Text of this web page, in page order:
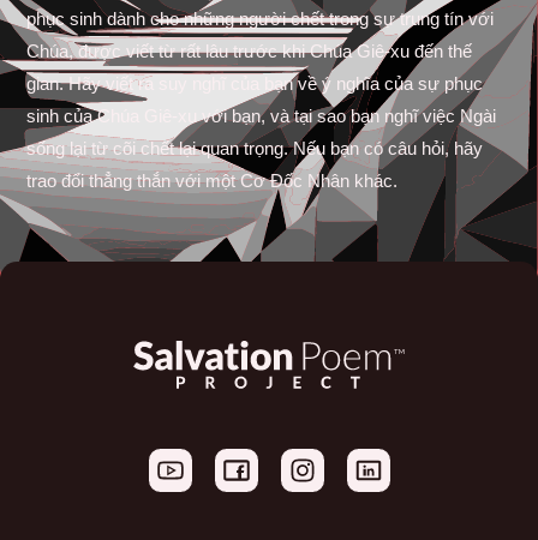
phục sinh dành cho những người chết trong sự trung tín với
Chúa, được viết từ rất lâu trước khi Chúa Giê-xu đến thế
gian. Hãy viết ra suy nghĩ của bạn về ý nghĩa của sự phục
sinh của Chúa Giê-xu với bạn, và tại sao bạn nghĩ việc Ngài
sống lại từ cõi chết lại quan trọng. Nếu bạn có câu hỏi, hãy
trao đổi thẳng thắn với một Cơ Đốc Nhân khác.